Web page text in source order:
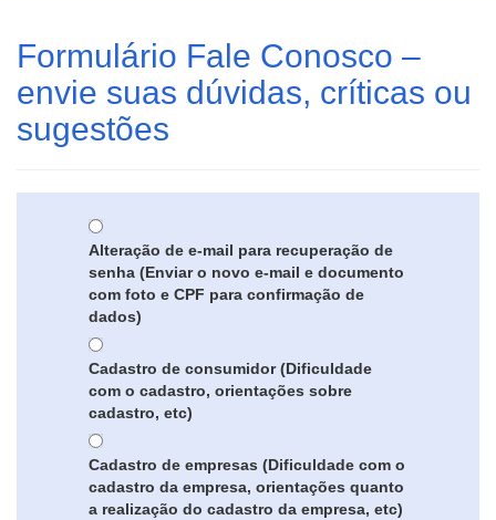
Formulário Fale Conosco –
envie suas dúvidas, críticas ou
sugestões
Alteração de e-mail para recuperação de
senha (Enviar o novo e-mail e documento
com foto e CPF para confirmação de
dados)
Cadastro de consumidor (Dificuldade
com o cadastro, orientações sobre
cadastro, etc)
Cadastro de empresas (Dificuldade com o
cadastro da empresa, orientações quanto
a realização do cadastro da empresa, etc)